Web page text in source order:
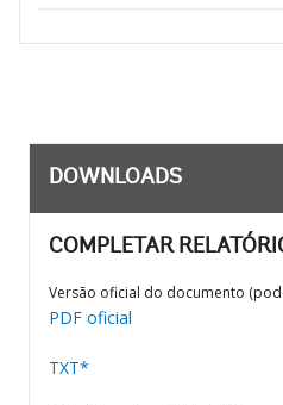
DOWNLOADS
COMPLETAR
Versão oficial do documento
PDF oficial
TXT*